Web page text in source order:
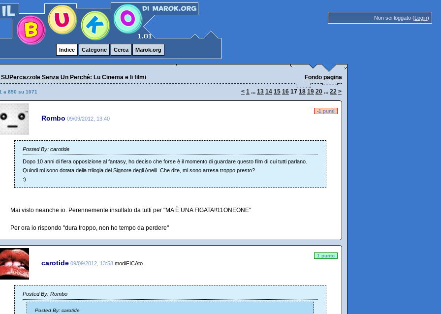
Non sei loggato (Login)
Indice Categorie Cerca Marok.org
Senza Un Perché: Lu Cinema e li filmi Fondo pagina
a 850 su 1071 < 1 ... 13 14 15 16 17 18 19 20 ... 22 >
Rombo 09/09/2012, 13:40
-1 punti
Posted By: carotide
Dopo 10 anni di fiera opposizione al fantasy, ho deciso che forse è il momento di guardare questo film di cui tutti parlano.
Quindi mi sono dotata della trilogia del Signore degli Anelli. Che dite, mi sono arresa troppo presto?
:)
Mai visto neanche io. Perennemente insultato da tutti per "MA È UNA FIGATA!!11ONEONE"
Per ora io rispondo "dura troppo, non ho tempo da perdere"
carotide 09/09/2012, 13:58 modiFICAto
1 punto
Posted By: Rombo
Posted By: carotide